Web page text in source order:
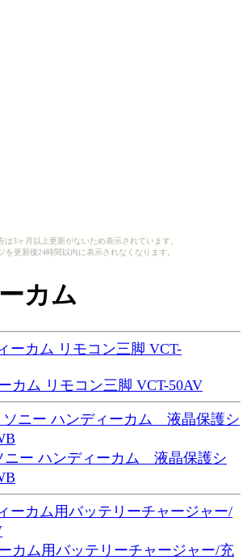
は3ヶ月以上更新がないため表示されています。
を更新後24時間以内に表示されなくなります。
カム
カム リモコン三脚 VCT-50AV
ー ハンディーカム 液晶保護シ
カム用バッテリーチャージャー/充